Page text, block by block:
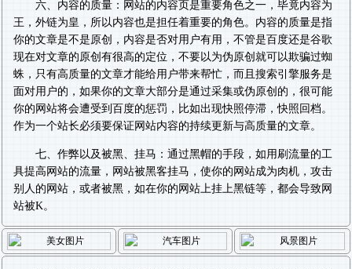
六、内容的质量：网站的内容页是重要角色之一，毕竟内容为
王，外链为皇，所以内容也是担任着重要的角色。内容的质量是指
你的文章是不是原创，内容是否对用户有用，不管是百度还是谷歌
现在对文章的原创有很高的定位，不要以为伪原创就可以欺骗过蜘
蛛，只有高质量的文章才能给用户带来帮忙，而且搜索引擎服务是
面对用户的，如果你的文章大部分是通过采集或伪原创的，很可能
你的网站将会遭受到百度的惩罚，比如出现快照停滞，快照回档。
作为一个站长必须要保证网站内容的持续更新与高质量的文章。
七、作弊以及被黑、挂马：通过黑帽的手段，如用刷流量的工
具提高网站的流量，网站被黑客挂马，使你的网站成为肉机，攻击
别人的网站，或者被黑，如在你的网站上挂上黑链等，都会导致网
站被K。